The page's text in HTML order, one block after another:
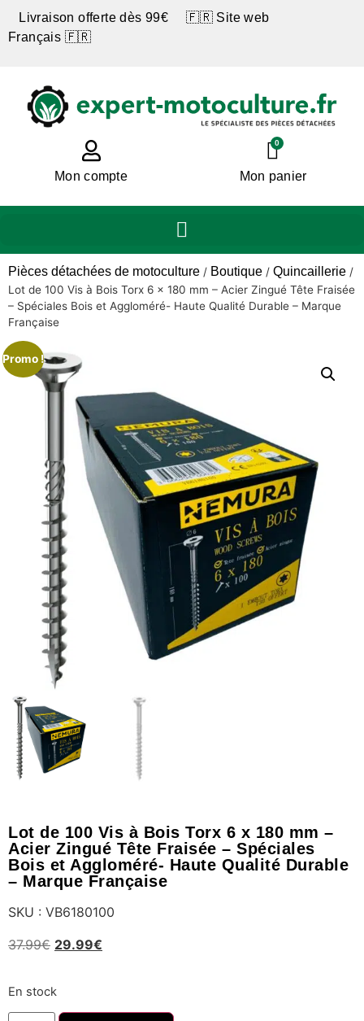
Livraison offerte dès 99€ 🇫🇷 Site web
Français 🇫🇷
Mon compte
0
Mon panier
Pièces détachées de motoculture / Boutique / Quincaillerie /
Lot de 100 Vis à Bois Torx 6 x 180 mm – Acier Zingué Tête Fraisée
– Spéciales Bois et Aggloméré- Haute Qualité Durable – Marque
Française
Promo !
Lot de 100 Vis à Bois Torx 6 x 180 mm –
Acier Zingué Tête Fraisée – Spéciales
Bois et Aggloméré- Haute Qualité Durable
– Marque Française
SKU : VB6180100
37.99€ 29.99€
En stock